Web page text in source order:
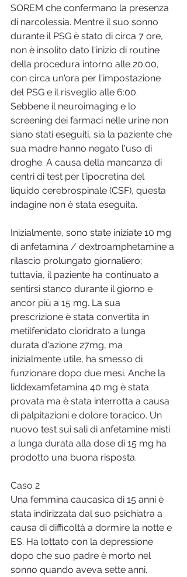
SOREM che confermano la presenza
di narcolessia. Mentre il suo sonno
durante il PSG è stato di circa 7 ore,
non è insolito dato l'inizio di routine
della procedura intorno alle 20:00,
con circa un'ora per l'impostazione
del PSG e il risveglio alle 6:00.
Sebbene il neuroimaging e lo
screening dei farmaci nelle urine non
siano stati eseguiti, sia la paziente che
sua madre hanno negato l'uso di
droghe. A causa della mancanza di
centri di test per l'ipocretina del
liquido cerebrospinale (CSF), questa
indagine non è stata eseguita.
Inizialmente, sono state iniziate 10 mg
di anfetamina / dextroamphetamine a
rilascio prolungato giornaliero;
tuttavia, il paziente ha continuato a
sentirsi stanco durante il giorno e
ancor più a 15 mg. La sua
prescrizione è stata convertita in
metilfenidato cloridrato a lunga
durata d'azione 27mg, ma
inizialmente utile, ha smesso di
funzionare dopo due mesi. Anche la
liddexamfetamina 40 mg è stata
provata ma è stata interrotta a causa
di palpitazioni e dolore toracico. Un
nuovo test sui sali di anfetamine misti
a lunga durata alla dose di 15 mg ha
prodotto una buona risposta.
Caso 2
Una femmina caucasica di 15 anni è
stata indirizzata dal suo psichiatra a
causa di difficoltà a dormire la notte e
ES. Ha lottato con la depressione
dopo che suo padre è morto nel
sonno quando aveva sette anni.